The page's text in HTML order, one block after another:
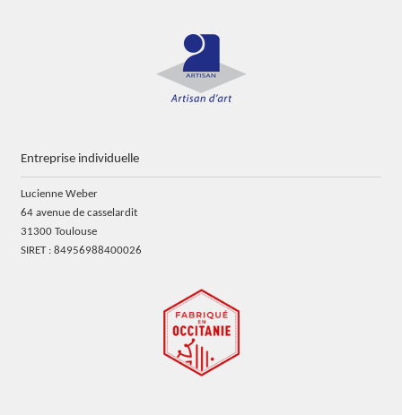
Entreprise individuelle
Lucienne Weber
64 avenue de casselardit
31300 Toulouse
SIRET : 84956988400026